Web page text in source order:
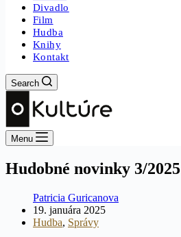
Divadlo
Film
Hudba
Knihy
Kontakt
Search
Menu
Hudobné novinky 3/2025
Patricia Guricanova
19. januára 2025
Hudba, Správy